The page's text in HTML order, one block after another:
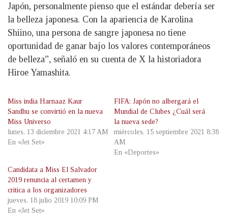
Japón, personalmente pienso que el estándar debería ser
la belleza japonesa. Con la apariencia de Karolina
Shiino, una persona de sangre japonesa no tiene
oportunidad de ganar bajo los valores contemporáneos
de belleza”, señaló en su cuenta de X la historiadora
Hiroe Yamashita.
Miss india Harnaaz Kaur
Sandhu se convirtió en la nueva
Miss Universo
lunes, 13 diciembre 2021 4:17 AM
En «Jet Set»
FIFA: Japón no albergará el
Mundial de Clubes ¿Cuál será
la nueva sede?
miércoles, 15 septiembre 2021 8:38
AM
En «Deportes»
Candidata a Miss El Salvador
2019 renuncia al certamen y
critica a los organizadores
jueves, 18 julio 2019 10:09 PM
En «Jet Set»